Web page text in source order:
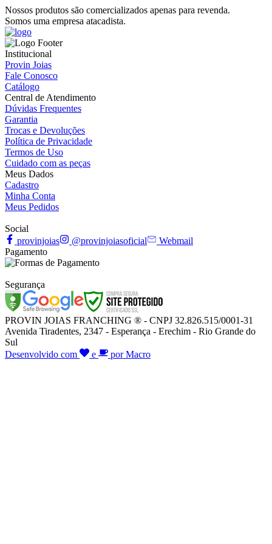
Nossos produtos são comercializados apenas para revenda.
Somos uma empresa atacadista.
Institucional
Provin Joias
Fale Conosco
Catálogo
Central de Atendimento
Dúvidas Frequentes
Garantia
Trocas e Devoluções
Política de Privacidade
Termos de Uso
Cuidado com as peças
Meus Dados
Cadastro
Minha Conta
Meus Pedidos
Social
provinjoias
@provinjoiasoficial
Webmail
Pagamento
Segurança
PROVIN JOIAS FRANCHING ® - CNPJ 32.826.515/0001-31
Avenida Tiradentes, 2347 - Esperança - Erechim - Rio Grande do
Sul
Desenvolvido com
e por Macro